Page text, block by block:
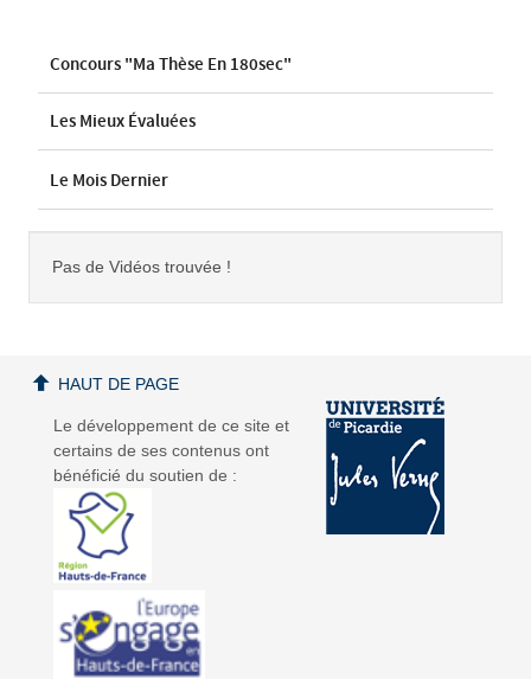
Concours "Ma Thèse En 180sec"
Les Mieux Évaluées
Le Mois Dernier
Pas de Vidéos trouvée !
Le développement de ce site et
certains de ses contenus ont
bénéficié du soutien de :
HAUT DE PAGE